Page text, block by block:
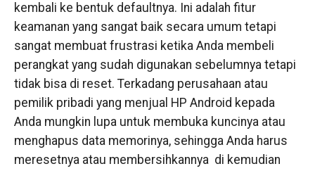
kembali ke bentuk defaultnya. Ini adalah fitur
keamanan yang sangat baik secara umum tetapi
sangat membuat frustrasi ketika Anda membeli
perangkat yang sudah digunakan sebelumnya tetapi
tidak bisa di reset. Terkadang perusahaan atau
pemilik pribadi yang menjual HP Android kepada
Anda mungkin lupa untuk membuka kuncinya atau
menghapus data memorinya, sehingga Anda harus
meresetnya atau membersihkannya di kemudian